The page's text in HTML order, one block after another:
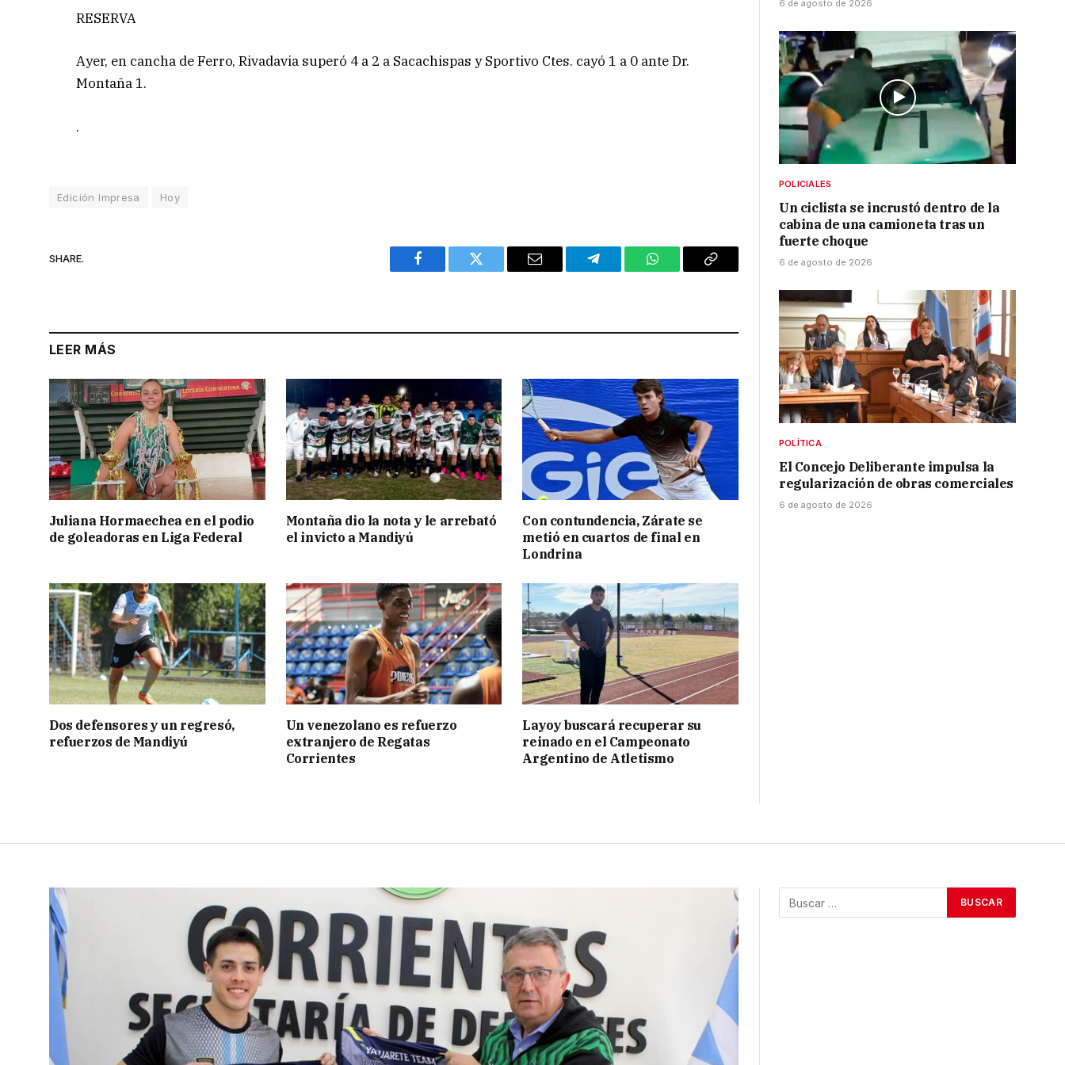
RESERVA
Ayer, en cancha de Ferro, Rivadavia superó 4 a 2 a Sacachispas y Sportivo Ctes. cayó 1 a 0 ante Dr.
Montaña 1.
.
Edición Impresa Hoy
SHARE.
Facebook Twitter Email Telegram WhatsAppCopy
LEER MÁS
Juliana Hormaechea en el podio
de goleadoras en Liga Federal
Montaña dio la nota y le arrebató
el invicto a Mandiyú
Con contundencia, Zárate se
metió en cuartos de final en
Londrina
Dos defensores y un regresó,
refuerzos de Mandiyú
Un venezolano es refuerzo
extranjero de Regatas
Corrientes
Layoy buscará recuperar su
reinado en el Campeonato
Argentino de Atletismo
6 de agosto de 2026
POLICIALES
Un ciclista se incrustó dentro de la
cabina de una camioneta tras un
fuerte choque
6 de agosto de 2026
POLÍTICA
El Concejo Deliberante impulsa la
regularización de obras comerciales
6 de agosto de 2026